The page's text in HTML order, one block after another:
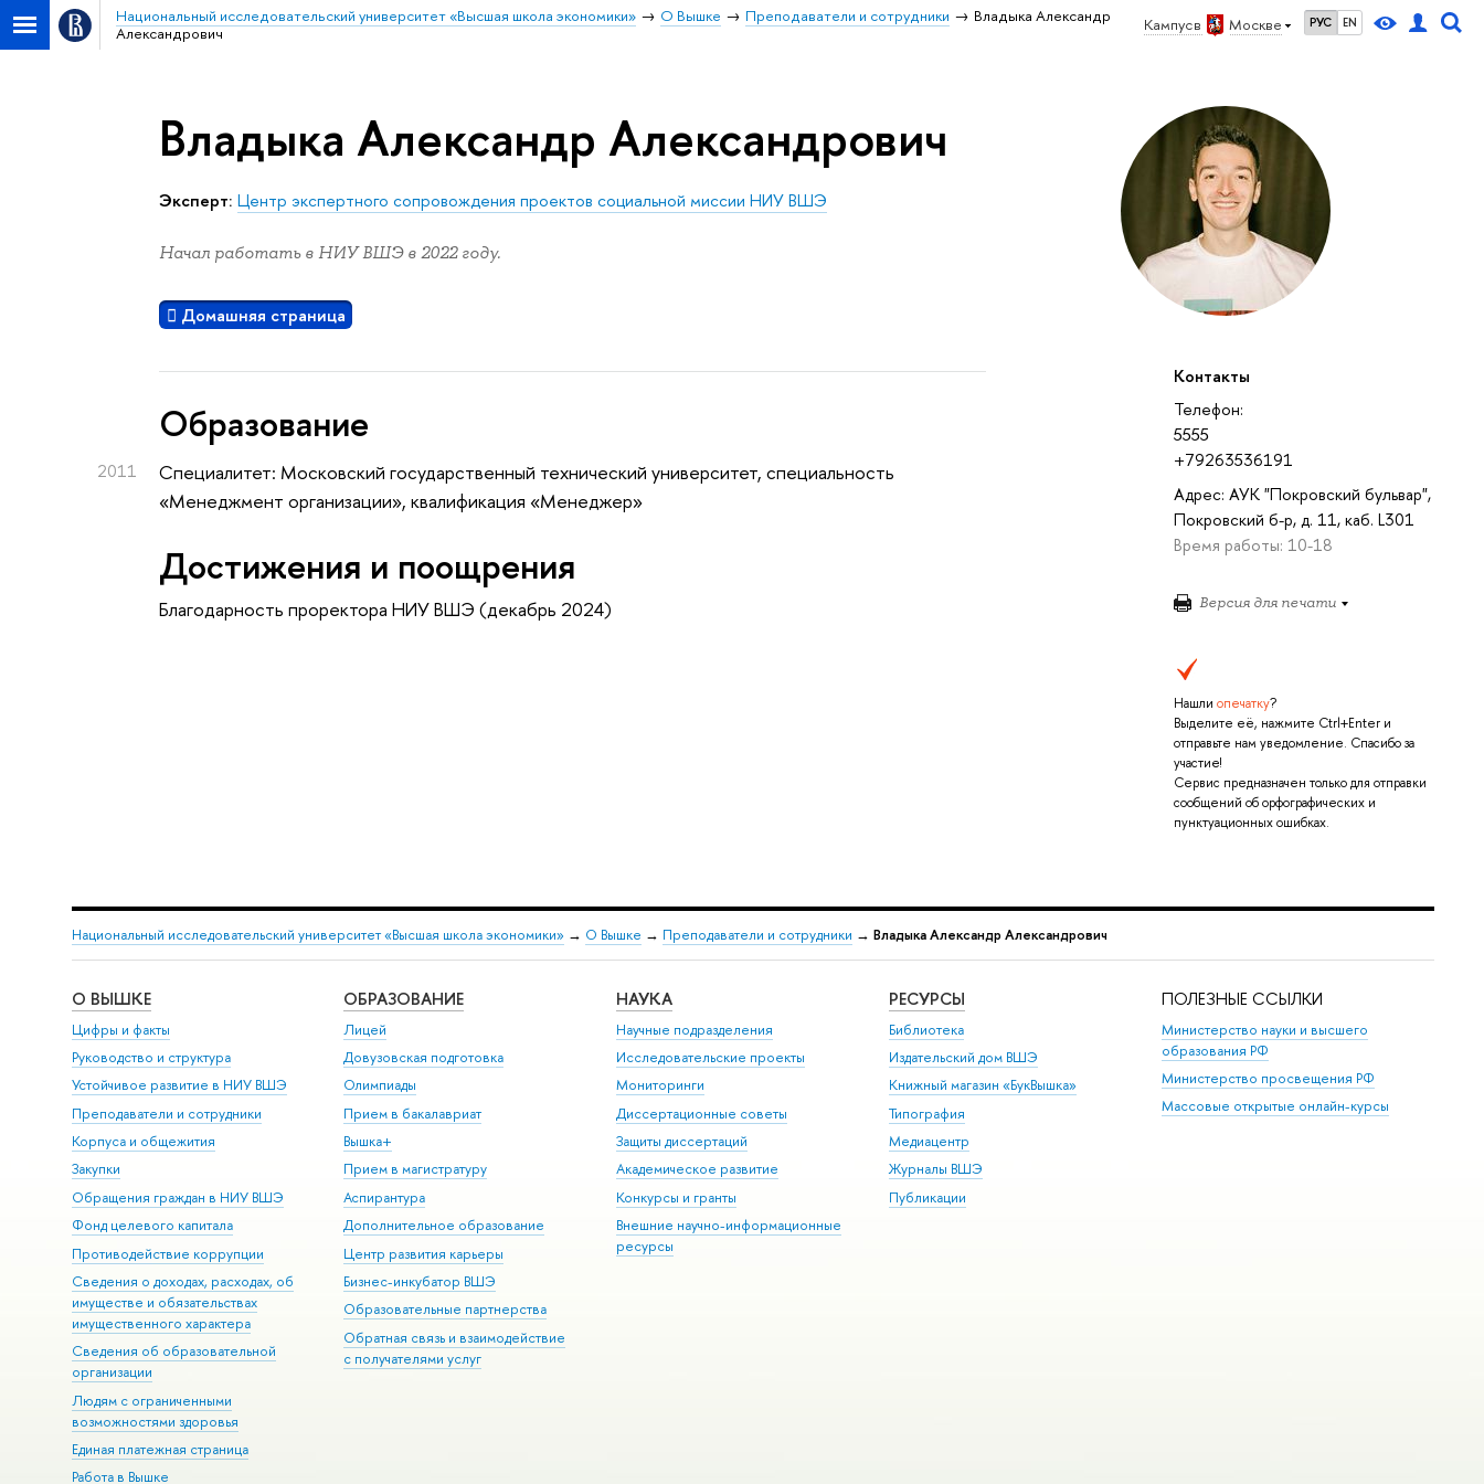
Кампус в Москве РУС EN
Национальный исследовательский университет «Высшая школа экономики» О Вышке Преподаватели и сотрудники
Владыка Александр
Александрович
Контакты
Телефон:
5555
+79263536191
Адрес: АУК "Покровский бульвар",
Покровский б-р, д. 11, каб. L301
Время работы: 10-18
Версия для печати
Нашли опечатку?
Выделите её, нажмите Ctrl+Enter и
отправьте нам уведомление. Спасибо за
участие!
Сервис предназначен только для отправки
сообщений об орфографических и
пунктуационных ошибках.
Владыка Александр Александрович
Эксперт: Центр экспертного сопровождения проектов социальной миссии НИУ ВШЭ
Начал работать в НИУ ВШЭ в 2022 году.
Домашняя страница
Oбразование
2011
Специалитет: Московский государственный технический университет, специальность
«Менеджмент организации», квалификация «Менеджер»
Достижения и поощрения
Благодарность проректора НИУ ВШЭ (декабрь 2024)
Национальный исследовательский университет «Высшая школа экономики» → О Вышке → Преподаватели и сотрудники → Владыка Александр Александрович
О ВЫШКЕ
Цифры и факты
Руководство и структура
Устойчивое развитие в НИУ ВШЭ
Преподаватели и сотрудники
Корпуса и общежития
Закупки
Обращения граждан в НИУ ВШЭ
Фонд целевого капитала
Противодействие коррупции
Сведения о доходах, расходах, об
имуществе и обязательствах
имущественного характера
Сведения об образовательной
организации
Людям с ограниченными
возможностями здоровья
Единая платежная страница
Работа в Вышке
ОБРАЗОВАНИЕ
Лицей
Довузовская подготовка
Олимпиады
Прием в бакалавриат
Вышка+
Прием в магистратуру
Аспирантура
Дополнительное образование
Центр развития карьеры
Бизнес-инкубатор ВШЭ
Образовательные партнерства
Обратная связь и взаимодействие
с получателями услуг
НАУКА
Научные подразделения
Исследовательские проекты
Мониторинги
Диссертационные советы
Защиты диссертаций
Академическое развитие
Конкурсы и гранты
Внешние научно-информационные
ресурсы
РЕСУРСЫ
Библиотека
Издательский дом ВШЭ
Книжный магазин «БукВышка»
Типография
Медиацентр
Журналы ВШЭ
Публикации
ПОЛЕЗНЫЕ ССЫЛКИ
Министерство науки и высшего
образования РФ
Министерство просвещения РФ
Массовые открытые онлайн-курсы